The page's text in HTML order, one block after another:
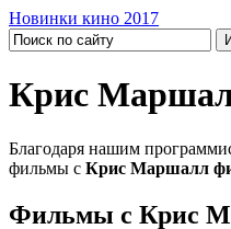
Новинки кино 2017
Крис
Благодаря нашим
фильмы с Крис Маршалл
Фильмы с Крис